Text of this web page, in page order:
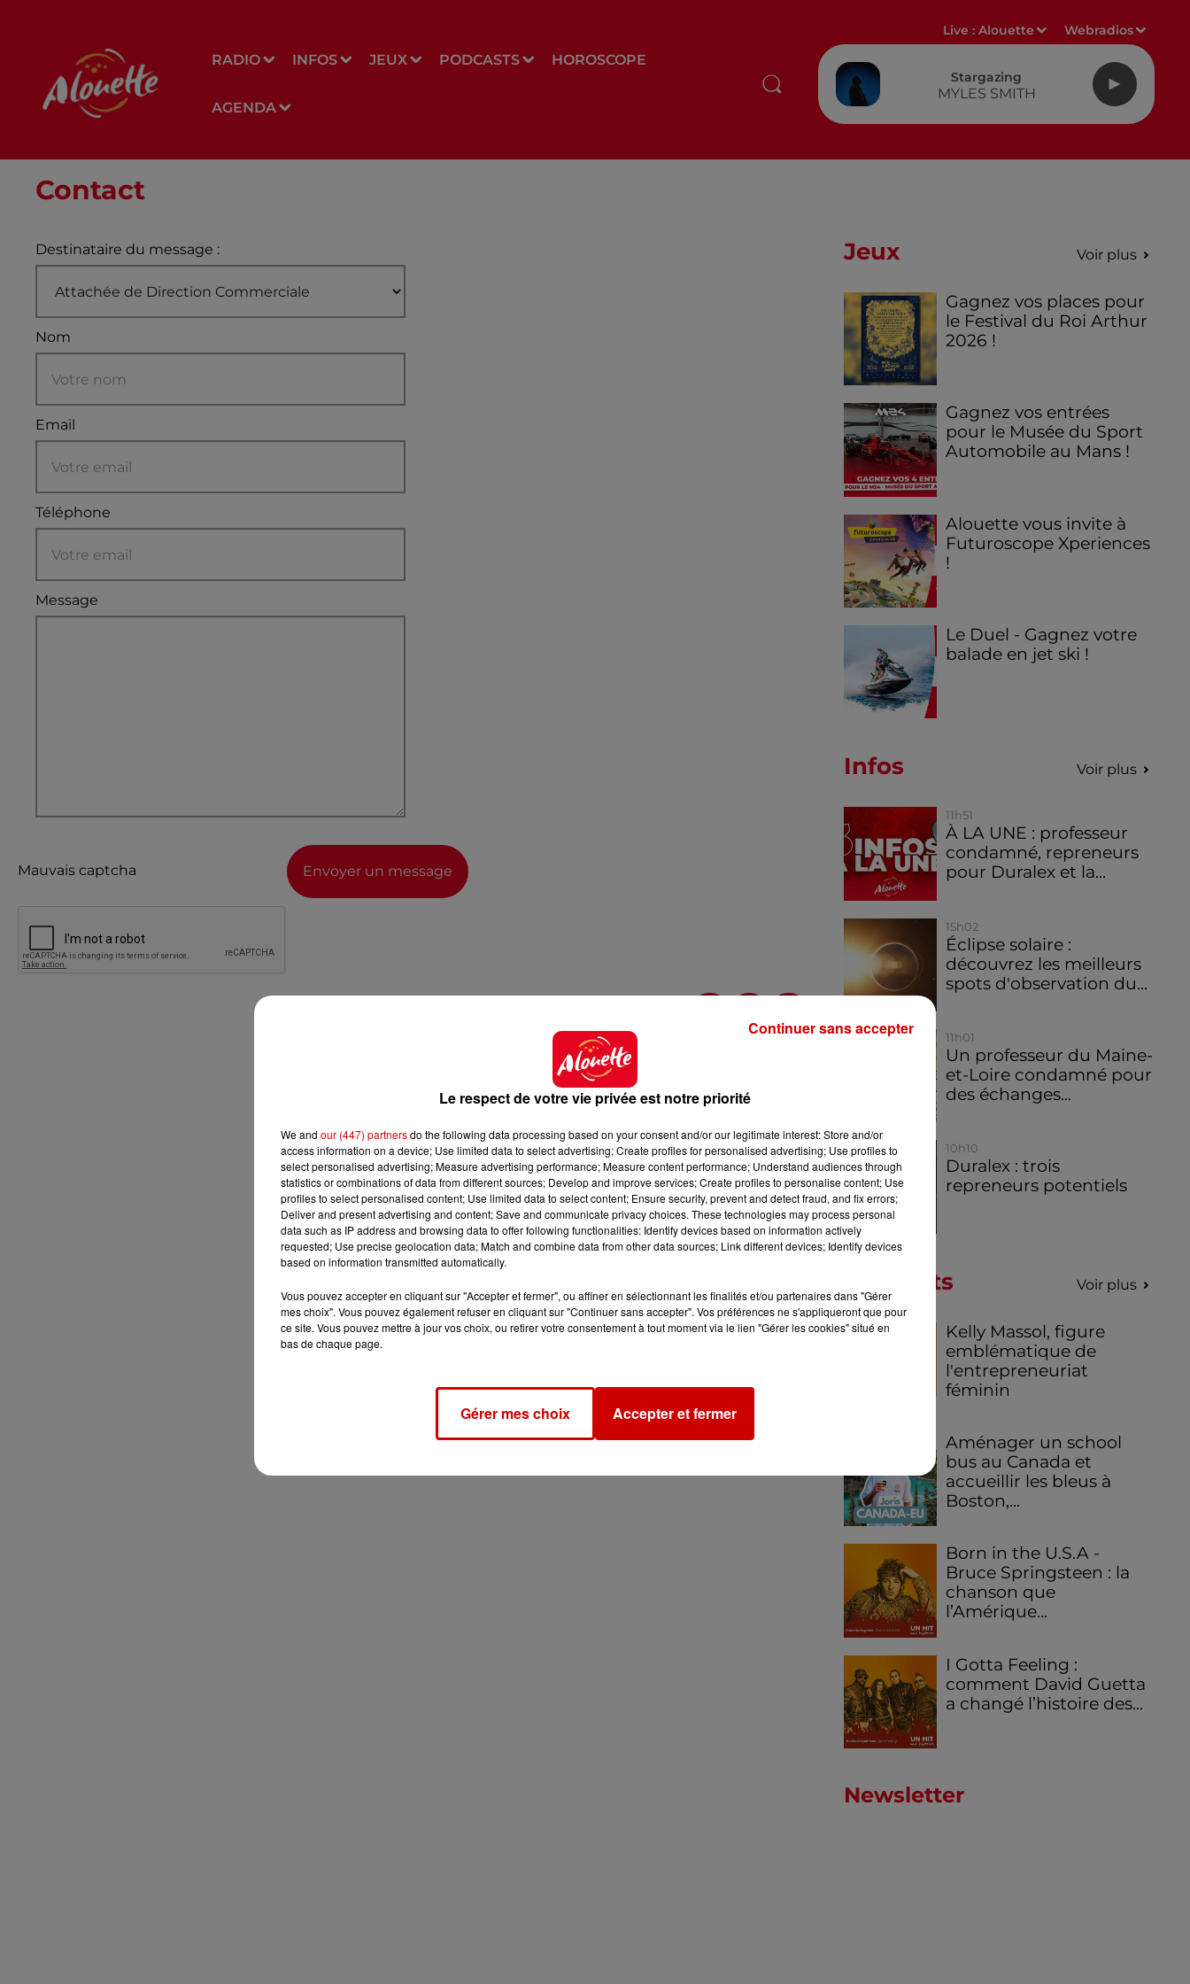
RADIO INFOS JEUX PODCASTS HOROSCOPE
AGENDA
Live :Alouette Webradios
Stargazing
MYLES SMITH
Contact
Destinataire du message :
Nom
Email
Téléphone
Message
Mauvais captcha Envoyer un message
Jeux Voir plus
Gagnez vos places pour
le Festival du Roi Arthur
2026 !
Gagnez vos entrées
pour le Musée du Sport
Automobile au Mans !
Alouette vous invite à
Futuroscope Xperiences
!
Le Duel - Gagnez votre
balade en jet ski !
Infos Voir plus
11h51
À LA UNE : professeur
condamné, repreneurs
pour Duralex et la...
15h02
Éclipse solaire :
découvrez les meilleurs
spots d'observation du...
11h01
Un professeur du Maine-
et-Loire condamné pour
des échanges...
10h10
Duralex : trois
repreneurs potentiels
Podcasts Voir plus
Kelly Massol, figure
emblématique de
l'entrepreneuriat
féminin
Aménager un school
bus au Canada et
accueillir les bleus à
Boston,...
Born in the U.S.A -
Bruce Springsteen : la
chanson que
l’Amérique...
I Gotta Feeling :
comment David Guetta
a changé l’histoire des...
Newsletter
Le respect de votre vie privée est notre priorité
We and our (447) partnersdo the following data processing based on your consent and/or our legitimate interest: Store and/or
access information on a device; Use limited data to select advertising; Create profiles for personalised advertising; Use profiles to
select personalised advertising; Measure advertising performance; Measure content performance; Understand audiences through
statistics or combinations of data from different sources; Develop and improve services; Create profiles to personalise content; Use
profiles to select personalised content; Use limited data to select content; Ensure security, prevent and detect fraud, and fix errors;
Deliver and present advertising and content; Save and communicate privacy choices. These technologies may process personal
data such as IP address and browsing data to offer following functionalities: Identify devices based on information actively
requested; Use precise geolocation data; Match and combine data from other data sources; Link different devices; Identify devices
based on information transmitted automatically.
Vous pouvez accepter en cliquant sur "Accepter et fermer", ou affiner en sélectionnant les finalités et/ou partenaires dans "Gérer
mes choix". Vous pouvez également refuser en cliquant sur "Continuer sans accepter". Vos préférences ne s'appliqueront que pour
ce site. Vous pouvez mettre à jour vos choix, ou retirer votre consentement à tout moment via le lien "Gérer les cookies" situé en
bas de chaque page.
Gérer mes choix Accepter et fermer
Continuer sans accepter